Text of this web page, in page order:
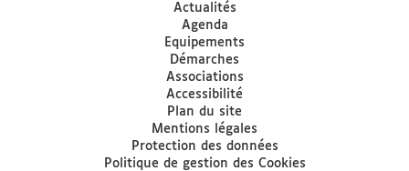
Actualités
Agenda
Equipements
Démarches
Associations
Accessibilité
Plan du site
Mentions légales
Protection des données
Politique de gestion des Cookies